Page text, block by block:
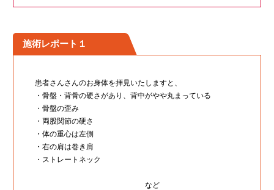
施術レポート１
患者さんさんのお身体を拝見いたしますと、
・骨盤・背骨の硬さがあり、背中がやや丸まっている
・骨盤の歪み
・両股関節の硬さ
・体の重心は左側
・右の肩は巻き肩
・ストレートネック
など